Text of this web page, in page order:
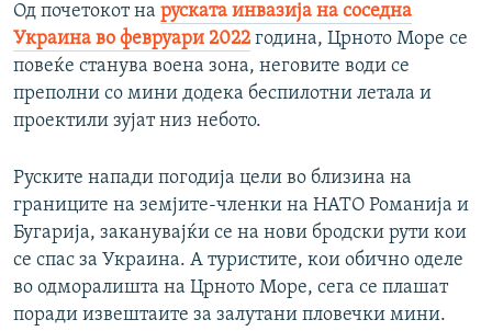
Од почетокот на руската инвазија на соседна
Украина во февруари 2022 година, Црното Море се
повеќе станува воена зона, неговите води се
преполни со мини додека беспилотни летала и
проектили зујат низ небото.
Руските напади погодија цели во близина на
границите на земјите-членки на НАТО Романија и
Бугарија, заканувајќи се на нови бродски рути кои
се спас за Украина. А туристите, кои обично оделе
во одморалишта на Црното Море, сега се плашат
поради извештаите за залутани пловечки мини.